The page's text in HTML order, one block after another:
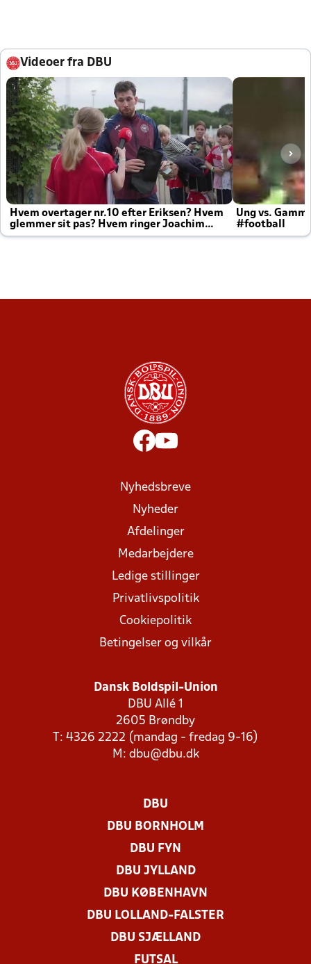
Videoer fra DBU
Hvem overtager nr.10 efter Eriksen? Hvem
glemmer sit pas? Hvem ringer Joachim
altid til efter kampe?
Ung vs.
#football
Nyhedsbreve
Nyheder
Afdelinger
Medarbejdere
Ledige stillinger
Privatlivspolitik
Cookiepolitik
Betingelser og vilkår
Dansk Boldspil-Union
DBU Allé 1
2605 Brøndby
T: 4326 2222 (mandag - fredag 9-16)
M: dbu@dbu.dk
DBU
DBU BORNHOLM
DBU FYN
DBU JYLLAND
DBU KØBENHAVN
DBU LOLLAND-FALSTER
DBU SJÆLLAND
FUTSAL